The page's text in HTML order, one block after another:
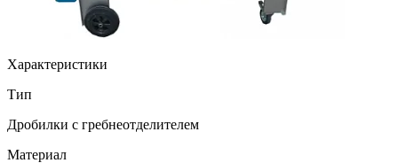
Характеристики
Тип
Дробилки с гребнеотделителем
Материал